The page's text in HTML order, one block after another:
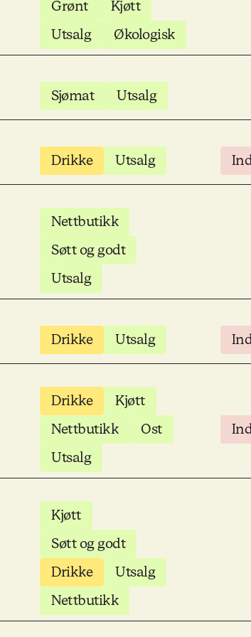
Grønt
Kjøtt
Utsalg
Økologisk
Sjømat Utsalg
Drikke Utsalg
Nettbutikk
Søtt og godt
Utsalg
Drikke Utsalg
Drikke
Kjøtt
Nettbutikk
Ost
Utsalg
Kjøtt
Søtt og godt
Drikke
Utsalg
Nettbutikk